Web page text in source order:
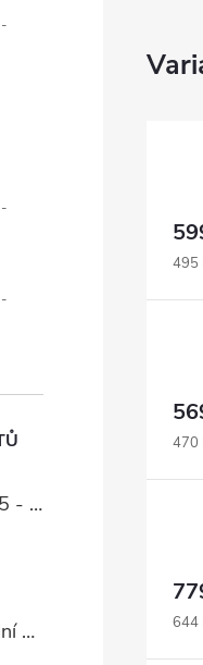
Běhoun na míru MESSY - pruhy 5 - béžový
Moderní koberec Dubai - orientální 6 - červený
495
470
644